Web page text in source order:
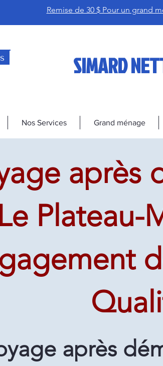
Remise de 30 $ Pour un grand
SIMARD
Nos Services Grand ménage
après
Plateau-
après